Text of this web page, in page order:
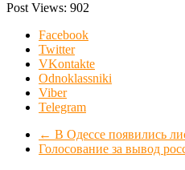
Post Views: 902
Facebook
Twitter
VKontakte
Odnoklassniki
Viber
Telegram
← В Одессе появились
Голосование за вывод